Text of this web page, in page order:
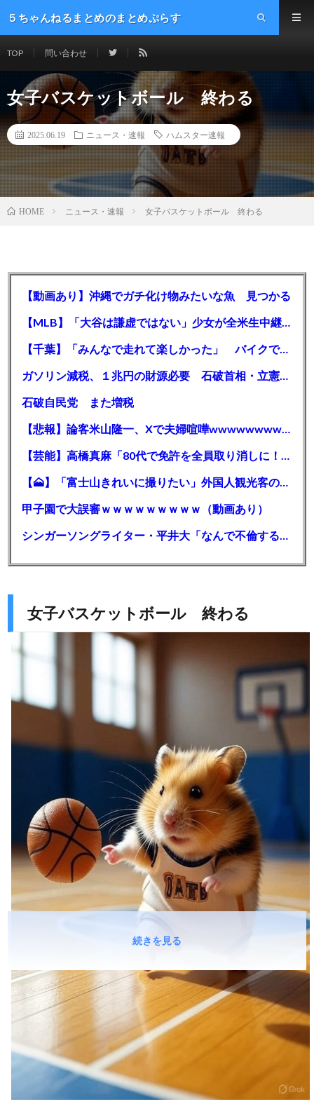
５ちゃんねるまとめのまとめぷらす
TOP 問い合わせ
女子バスケットボール 終わる
2025.06.19 ニュース・速報 ハムスター速報
HOME ニュース・速報 女子バスケットボール 終わる
【動画あり】沖縄でガチ化け物みたいな魚 見つかる
【MLB】「大谷は謙虚ではない」少女が全米生中継で突然の大谷翔平批判 サイン無視された過去明かす
【千葉】「みんなで走れて楽しかった」 バイクでバースデー集団暴走 男女５７人を書類送検 SNSで参加者募る
ガソリン減税、１兆円の財源必要 石破首相・立憲野田氏「財源は死に物狂いで確保しなければならない」「本当に死に物狂いで」
石破自民党 また増税
【悲報】論客米山隆一、Xで夫婦喧嘩wwwwwwwwwwww
【芸能】高橋真麻「80代で免許を全員取り消しに！」 高齢ドライバーの事故問題で、高齢者の運転免許取り消し法を提案
【🗻】「富士山きれいに撮りたい」外国人観光客のレンタカー事故が急増…「ハンドルが逆で慣れず」、道の狭さも
甲子園で大誤審ｗｗｗｗｗｗｗｗｗ（動画あり）
シンガーソングライター・平井大「なんで不倫するか知ってる？妥協で結婚するからさ。」←浅すぎると大炎上
女子バスケットボール 終わる
続きを見る